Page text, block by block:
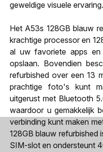
geweldige visuele ervaring.
Het A53s 128GB blauw
krachtige processor en
al uw favoriete apps en
opslaan. Bovendien
refurbished over een 13
prachtige foto's kunt
uitgerust met Bluetooth
waardoor u gemakkelijk
verbinding kunt maken
128GB blauw
SIM-slot en ondersteunt